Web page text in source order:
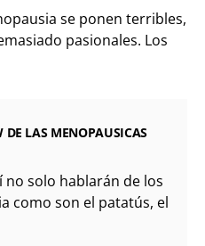
se ponen terribles,
pasionales. Los
DE LAS MENOPAUSICAS
no solo hablarán de los
como son el patatús, el